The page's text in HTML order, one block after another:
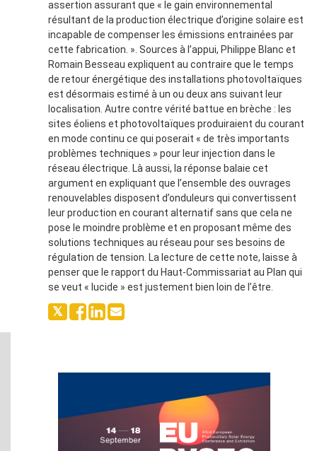
assertion assurant que « le gain environnemental
résultant de la production électrique d’origine solaire est
incapable de compenser les émissions entrainées par
cette fabrication. ». Sources à l’appui, Philippe Blanc et
Romain Besseau expliquent au contraire que le temps
de retour énergétique des installations photovoltaïques
est désormais estimé à un ou deux ans suivant leur
localisation. Autre contre vérité battue en brèche : les
sites éoliens et photovoltaïques produiraient du courant
en mode continu ce qui poserait « de très importants
problèmes techniques » pour leur injection dans le
réseau électrique. Là aussi, la réponse balaie cet
argument en expliquant que l’ensemble des ouvrages
renouvelables disposent d’onduleurs qui convertissent
leur production en courant alternatif sans que cela ne
pose le moindre problème et en proposant même des
solutions techniques au réseau pour ses besoins de
régulation de tension. La lecture de cette note, laisse à
penser que le rapport du Haut-Commissariat au Plan qui
se veut « lucide » est justement bien loin de l’être.